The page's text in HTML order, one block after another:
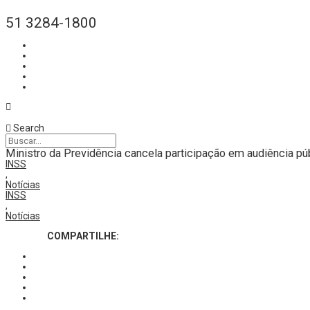
51 3284-1800
Search
Ministro da Previdência cancela participação em audiência
INSS
,
Notícias
INSS
,
Notícias
COMPARTILHE: